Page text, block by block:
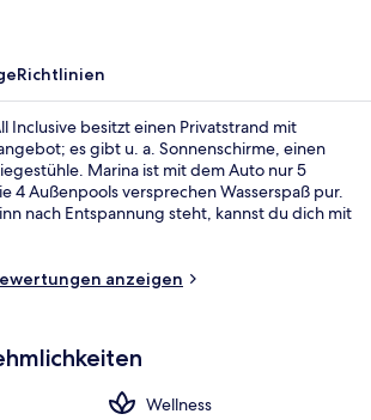
Richtlinien
Inclusive besitzt einen Privatstrand mit
es gibt u. a. Sonnenschirme, einen
Marina ist mit dem Auto nur 5
4 Außenpools versprechen Wasserspaß pur.
nach Entspannung steht, kannst du dich mit
Als weitere Highlights bietet diese Unterkunft
anzeigen
Wellness